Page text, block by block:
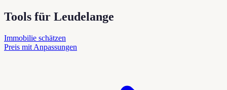
Tools für Leudelange
Immobilie schätzen
Preis mit Anpassungen